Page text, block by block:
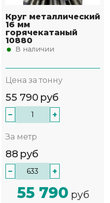
Круг металлический
16 мм
горячекатаный
10880
В наличии
Цена за тонну
55 790 руб
− +
За метр
88 руб
− +
55 790 руб